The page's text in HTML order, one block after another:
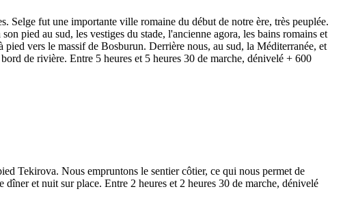
Selge fut une importante ville romaine du début de notre ère, très peuplée.
pied au sud, les vestiges du stade, l'ancienne agora, les bains romains et
vers le massif de Bosburun. Derrière nous, au sud, la Méditerranée, et
de rivière. Entre 5 heures et 5 heures 30 de marche, dénivelé + 600
Tekirova. Nous empruntons le sentier côtier, ce qui nous permet de
et nuit sur place. Entre 2 heures et 2 heures 30 de marche, dénivelé